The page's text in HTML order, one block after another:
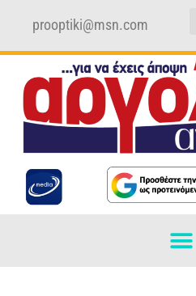
prooptiki@msn.com